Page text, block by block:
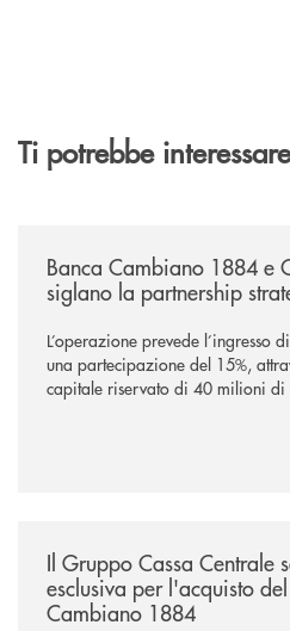
Ti potrebbe
Banca Cambiano 1884 e
siglano la partnership
L’operazione prevede l’ingresso
una partecipazione del 15%,
capitale riservato di 40 milioni di
comuni e sulla prossimità ai
Il Gruppo Cassa Centrale
esclusiva per l'acquisto
Cambiano 1884